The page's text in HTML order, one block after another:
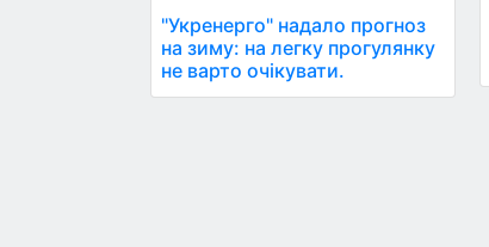
"Укренерго" надало прогноз
на зиму: на легку прогулянку
не варто очікувати.